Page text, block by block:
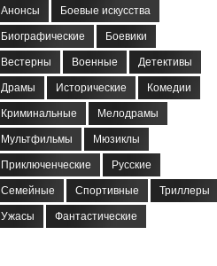
Анонсы Боевые искусства
Биографические Боевики
Вестерны Военные Детективы
Драмы Исторические Комедии
Криминальные Мелодрамы
Мультфильмы Мюзиклы
Приключенческие Русские
Семейные Спортивные Триллеры
Ужасы Фантастические